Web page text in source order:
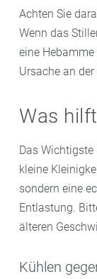
Achten Sie
Wenn das
eine
Ursache an
Was
Das
kleine
sondern eine
Entlastung.
älteren
Kühlen